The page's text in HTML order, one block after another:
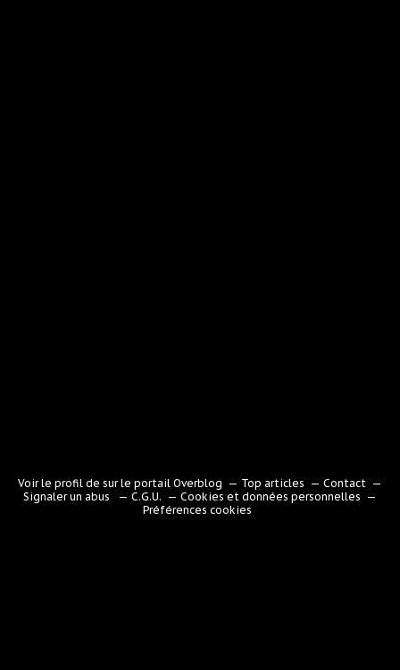
Voir le profil de sur le portail Overblog Top articles
Contact
Signaler un abus
C.G.U.
Cookies et données personnelles
Préférences cookies